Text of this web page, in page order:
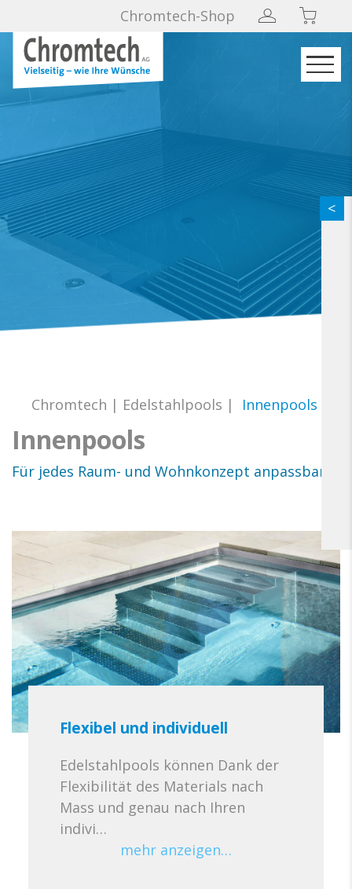
Chromtech-Shop
Chromtech | Edelstahlpools | Innenpools
Innenpools
Für jedes Raum- und Wohnkonzept anpassbar
Flexibel und individuell
Edelstahlpools können Dank der
Flexibilität des Materials nach
Mass und genau nach Ihren
indivi…
mehr anzeigen…